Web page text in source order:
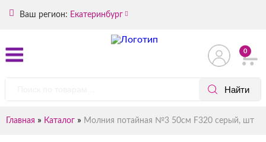
Ваш регион: Екатеринбург
0
Главная » Каталог » Молния потайная №3 50см F320 серый, шт